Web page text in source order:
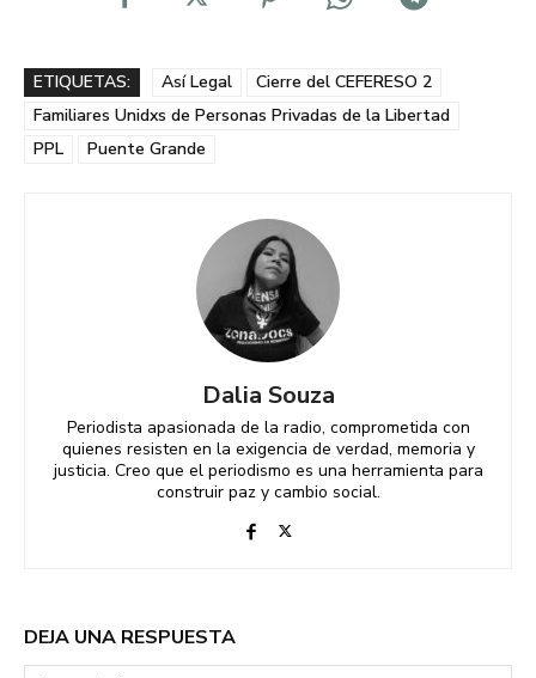
ETIQUETAS: Así Legal
Cierre del CEFERESO 2
Familiares Unidxs de Personas Privadas de la Libertad
PPL
Puente Grande
Dalia Souza
Periodista apasionada de la radio, comprometida con
quienes resisten en la exigencia de verdad, memoria y
justicia. Creo que el periodismo es una herramienta para
construir paz y cambio social.
DEJA UNA RESPUESTA